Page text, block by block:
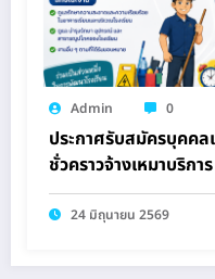
Admin 0
ประกาศรับสมัครบุคคล
ชั่วคราวจ้างเหมาบริกา
24 มิถุนายน 2569